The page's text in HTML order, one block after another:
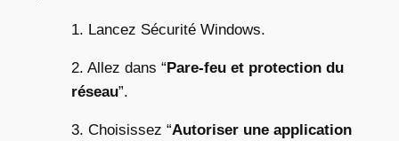
1. Lancez Sécurité Windows.
2. Allez dans “Pare-feu et protection du
réseau”.
3. Choisissez “Autoriser une application